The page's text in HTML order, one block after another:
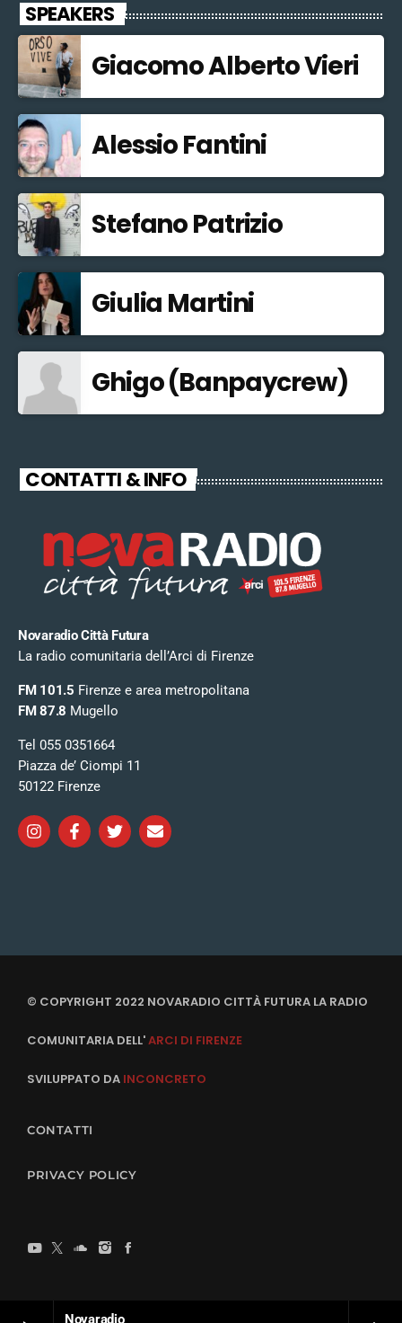
Novaradio
SPEAKERS
Giacomo Alberto Vieri
Alessio Fantini
Stefano Patrizio
Giulia Martini
Ghigo (Banpaycrew)
CONTATTI & INFO
Novaradio Città Futura
La radio comunitaria dell’Arci di Firenze
FM 101.5 Firenze e area metropolitana
FM 87.8 Mugello
Tel 055 0351664
Piazza de’ Ciompi 11
50122 Firenze
© COPYRIGHT 2022 NOVARADIO CITTÀ FUTURA LA RADIO
COMUNITARIA DELL'ARCI DI FIRENZE
SVILUPPATO DA INCONCRETO
CONTATTI
PRIVACY POLICY